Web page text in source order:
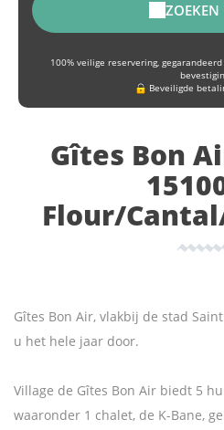
100% veilige reservering,
Beveiligde
Gîtes Bon
Flour/
Gîtes Bon Air, vlakbij de stad
u het hele jaar door.
Village de Gîtes Bon Air biedt 5
waaronder 1 chalet, de K-Bane,